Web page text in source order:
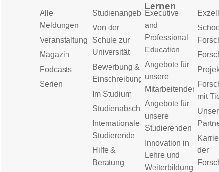
Alle
Meldungen
Veranstaltungen
Magazin
Podcasts
Serien
Studienangebot
Von der
Schule zur
Universität
Bewerbung &
Einschreibung
Im Studium
Studienabschluss
Internationale
Studierende
Hilfe &
Beratung
Lernen
Executive
and
Professional
Education
Angebote für
unsere
Mitarbeitenden
Angebote für
unsere
Studierenden
Innovation in
Lehre und
Weiterbildung
mit
der